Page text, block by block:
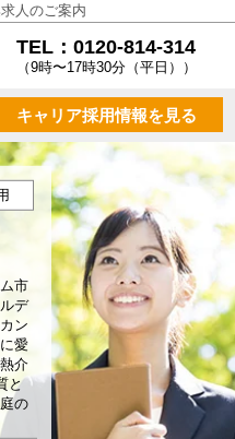
人のご案内
TEL：0120-814-314
（9時〜17時30分（平日））
キャリア採用情報を見る
市
デ
ン
愛
介
と
の